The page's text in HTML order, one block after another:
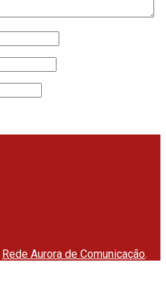
Rede Aurora de Comunicação.